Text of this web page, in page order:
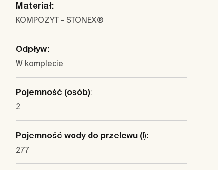
Materiał:
KOMPOZYT - STONEX®
Odpływ:
W komplecie
Pojemność (osób):
2
Pojemność wody do przelewu (l):
277